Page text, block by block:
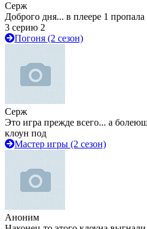
Серж
Доброго дня... в плеере 1 пропала
3 серию 2
Погоня (2 сезон)
Серж
Это игра прежде всего... а
клоун под
Мастер игры (2 сезон)
Аноним